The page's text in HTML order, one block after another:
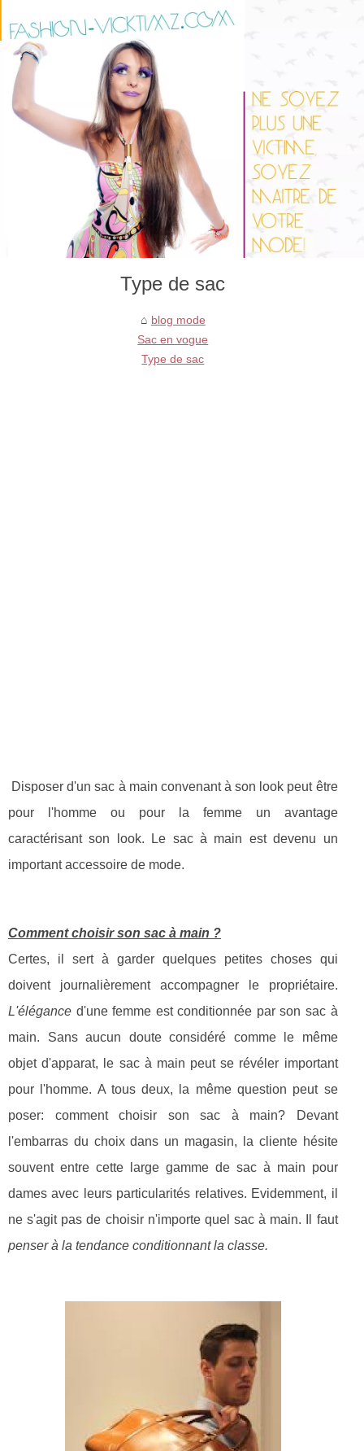
Type de sac
blog mode
Sac en vogue
Type de sac
Disposer d'un sac à main convenant à son look peut être
pour l'homme ou pour la femme un avantage
caractérisant son look. Le sac à main est devenu un
important accessoire de mode.
Comment choisir son sac à main ?
Certes, il sert à garder quelques petites choses qui
doivent journalièrement accompagner le propriétaire.
L'élégance d'une femme est conditionnée par son sac à
main. Sans aucun doute considéré comme le même
objet d'apparat, le sac à main peut se révéler important
pour l'homme. A tous deux, la même question peut se
poser: comment choisir son sac à main? Devant
l'embarras du choix dans un magasin, la cliente hésite
souvent entre cette large gamme de sac à main pour
dames avec leurs particularités relatives. Evidemment, il
ne s'agit pas de choisir n'importe quel sac à main. Il faut
penser à la tendance conditionnant la classe.